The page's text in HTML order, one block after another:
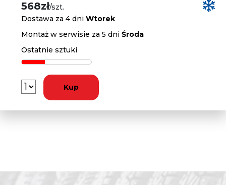
568zł/szt.
Dostawa za 4 dniWtorek
Montaż w serwisie za 5 dniŚroda
Ostatnie sztuki
Kup